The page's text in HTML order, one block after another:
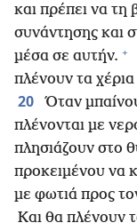
και πρέπει να τη
συνάντησης και
μέσα σε αυτήν. +
πλένουν τα
20
Όταν
πλένονται με
πλησιάζουν στο
προκειμένου να
με φωτιά προς
Και θα πλένουν